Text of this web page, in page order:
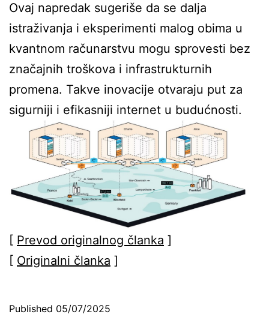
Ovaj napredak sugeriše da se dalja
istraživanja i eksperimenti malog obima u
kvantnom računarstvu mogu sprovesti bez
značajnih troškova i infrastrukturnih
promena. Takve inovacije otvaraju put za
sigurniji i efikasniji internet u budućnosti.
[ Prevod originalnog članka ]
[ Originalni članka ]
Published 05/07/2025